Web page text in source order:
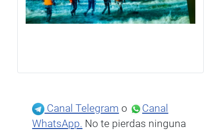
Canal Telegram o
Canal
WhatsApp. No te pierdas ninguna